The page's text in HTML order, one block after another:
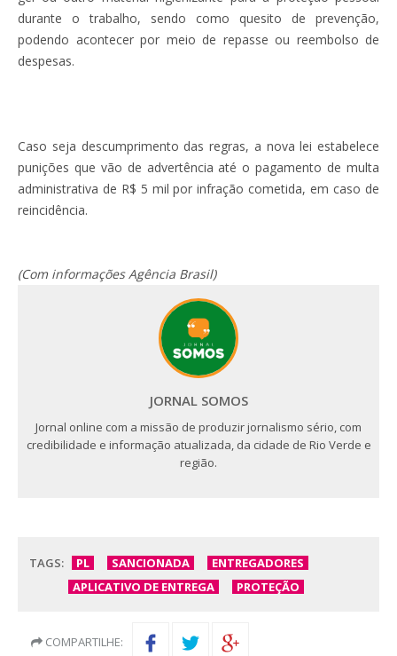
durante o trabalho, sendo como quesito de prevenção,
podendo acontecer por meio de repasse ou reembolso de
despesas.
Caso seja descumprimento das regras, a nova lei estabelece
punições que vão de advertência até o pagamento de multa
administrativa de R$ 5 mil por infração cometida, em caso de
reincidência.
(Com informações Agência Brasil)
JORNAL SOMOS
Jornal online com a missão de produzir jornalismo sério, com
credibilidade e informação atualizada, da cidade de Rio Verde e
região.
TAGS: PL SANCIONADA
ENTREGADORES
APLICATIVO DE ENTREGA
PROTEÇÃO
COMPARTILHE: